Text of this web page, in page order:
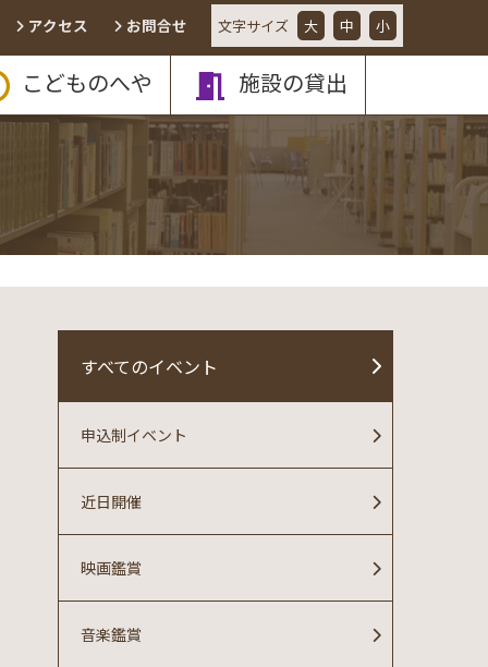
文字サイズ 大 中 小
アクセス お問合せ
こどものへや 施設の貸出
すべてのイベント
音楽鑑賞
映画鑑賞
近日開催
申込制イベント